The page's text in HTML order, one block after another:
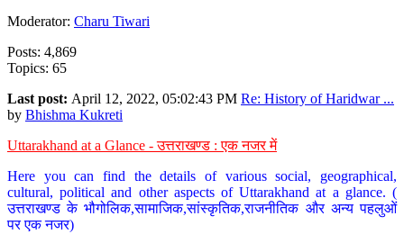
Moderator: Charu Tiwari
Posts: 4,869
Topics: 65
Last post: April 12, 2022, 05:02:43 PM Re: History of Haridwar ...
by Bhishma Kukreti
Uttarakhand at a Glance - उत्तराखण्ड : एक नजर में
Here you can find the details of various social, geographical,
cultural, political and other aspects of Uttarakhand at a glance. (
उत्तराखण्ड के भौगोलिक,सामाजिक,सांस्कृतिक,राजनीतिक और अन्य पहलुओं
पर एक नजर)